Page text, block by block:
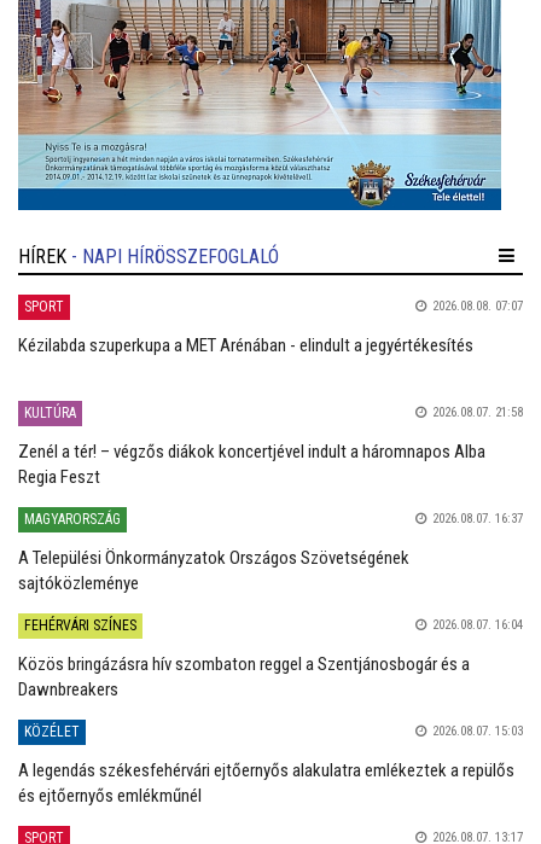
HÍREK - NAPI HÍRÖSSZEFOGLALÓ
SPORT 2026.08.08. 07:07
Kézilabda szuperkupa a MET Arénában - elindult a jegyértékesítés
KULTÚRA 2026.08.07. 21:58
Zenél a tér! – végzős diákok koncertjével indult a háromnapos Alba
Regia Feszt
MAGYARORSZÁG 2026.08.07. 16:37
A Települési Önkormányzatok Országos Szövetségének
sajtóközleménye
FEHÉRVÁRI SZÍNES 2026.08.07. 16:04
Közös bringázásra hív szombaton reggel a Szentjánosbogár és a
Dawnbreakers
KÖZÉLET 2026.08.07. 15:03
A legendás székesfehérvári ejtőernyős alakulatra emlékeztek a repülős
és ejtőernyős emlékműnél
SPORT 2026.08.07. 13:17